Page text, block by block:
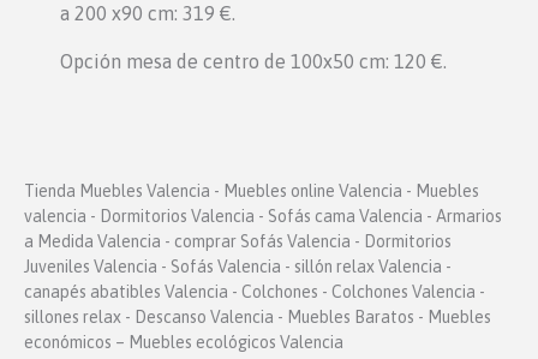
a 200 x90 cm: 319 €.
Opción mesa de centro de 100x50 cm: 120 €.
Tienda Muebles Valencia - Muebles online Valencia - Muebles
valencia - Dormitorios Valencia - Sofás cama Valencia - Armarios
a Medida Valencia - comprar Sofás Valencia - Dormitorios
Juveniles Valencia - Sofás Valencia - sillón relax Valencia -
canapés abatibles Valencia - Colchones - Colchones Valencia -
sillones relax - Descanso Valencia - Muebles Baratos - Muebles
económicos – Muebles ecológicos Valencia